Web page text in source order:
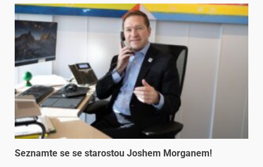
Seznamte se se starostou Joshem Morganem!